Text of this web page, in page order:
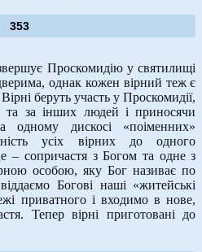
353
Проскомидію у святилищі
однак кожен вірний теж є
беруть участь у Проскомидії,
та за інших людей і приносячи
одному дискосі «поіменних»
усіх вірних до одного
– сопричастя з Богом та одне з
особою, яку Бог називає по
Богові наші «житейські
приватного і входимо в нове,
Тепер вірні приготовані до